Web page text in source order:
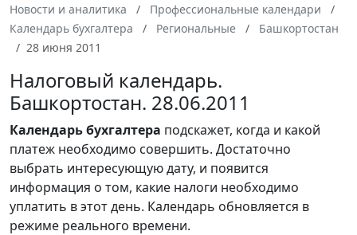
Новости и аналитика
Профессиональные календари
Календарь бухгалтера
Региональные
Башкортостан
28 июня 2011
Налоговый календарь.
Башкортостан. 28.06.2011
Календарьбухгалтера подскажет, когда и какой
платеж необходимо совершить. Достаточно
выбрать интересующую дату, и появится
информация о том, какие налоги необходимо
уплатить в этот день. Календарь обновляется в
режиме реального времени.